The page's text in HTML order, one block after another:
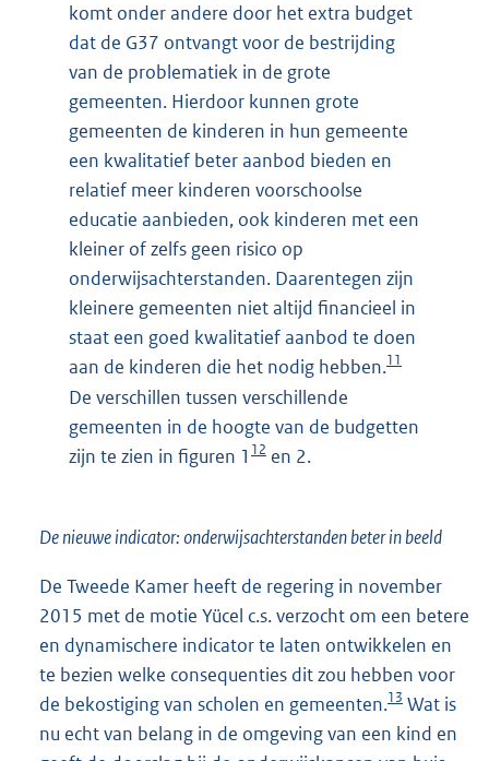
komt onder andere door het extra budget
dat de G37 ontvangt voor de bestrijding
van de problematiek in de grote
gemeenten. Hierdoor kunnen grote
gemeenten de kinderen in hun gemeente
een kwalitatief beter aanbod bieden en
relatief meer kinderen voorschoolse
educatie aanbieden, ook kinderen met een
kleiner of zelfs geen risico op
onderwijsachterstanden. Daarentegen zijn
kleinere gemeenten niet altijd financieel in
staat een goed kwalitatief aanbod te doen
aan de kinderen die het nodig hebben.11
De verschillen tussen verschillende
gemeenten in de hoogte van de budgetten
zijn te zien in figuren 1 12 en 2.
De nieuwe indicator: onderwijsachterstanden beter in beeld
De Tweede Kamer heeft de regering in november
2015 met de motie Yücel c.s. verzocht om een betere
en dynamischere indicator te laten ontwikkelen en
te bezien welke consequenties dit zou hebben voor
de bekostiging van scholen en gemeenten.13 Wat is
nu echt van belang in de omgeving van een kind en